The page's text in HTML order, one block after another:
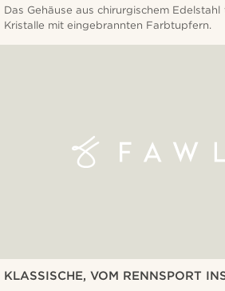
Das Gehäuse aus chirurgischem
Kristalle mit eingebrannten Farbtupfern.
KLASSISCHE, VOM RENNSPORT